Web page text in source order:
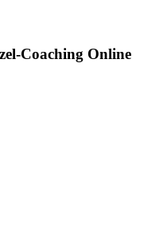
Coaching Online